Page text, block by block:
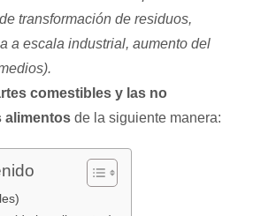
transformación de residuos,
a escala industrial, aumento del
comestibles y las no
alimentos de la siguiente manera: